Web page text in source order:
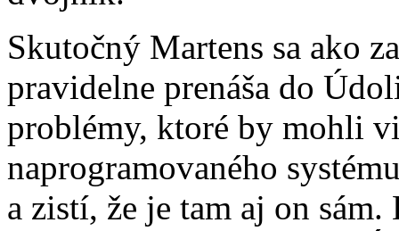
Skutočný Martens sa ako
pravidelne prenáša do
problémy, ktoré by mohli
naprogramovaného
a zistí, že je tam aj on